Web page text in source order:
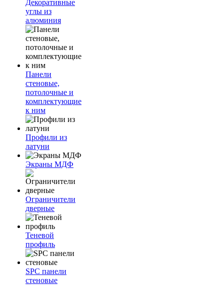
Декоративные
углы из
алюминия
Панели
стеновые,
потолочные и
комплектующие
к ним
Профили из
латуни
Экраны МДФ
Ограничители
дверные
Теневой
профиль
SPC панели
стеновые